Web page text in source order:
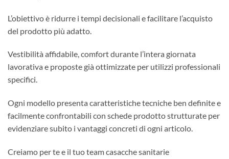
L’obiettivo è ridurre i tempi decisionali e facilitare l’acquisto
del prodotto più adatto.
Vestibilità affidabile, comfort durante l’intera giornata
lavorativa e proposte già ottimizzate per utilizzi professionali
specifici.
Ogni modello presenta caratteristiche tecniche ben definite e
facilmente confrontabili con schede prodotto strutturate per
evidenziare subito i vantaggi concreti di ogni articolo.
Creiamo per te e il tuo team casacche sanitarie